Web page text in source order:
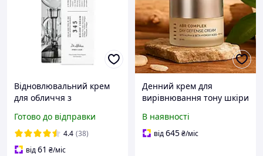
Відновлювальний крем
для обличчя з
ALTHEA LAB PRO
Resveratrol 345NA Repair
Cream Intensive 50 мл
Готово до відправки
4.4 (38)
від61 ₴/міс
Денний крем для
вирівнювання тону шкіри
Day Defense Cream 250ml,
База під макіяж
В наявності
від645₴/міс